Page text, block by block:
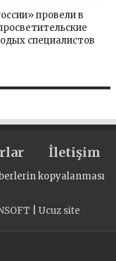
провели в
специалистов
İletişim
kopyalanması
Ucuz site